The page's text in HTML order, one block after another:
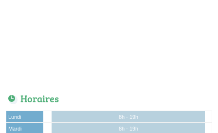
Horaires
Lundi
8h - 19h
Mardi
8h - 19h